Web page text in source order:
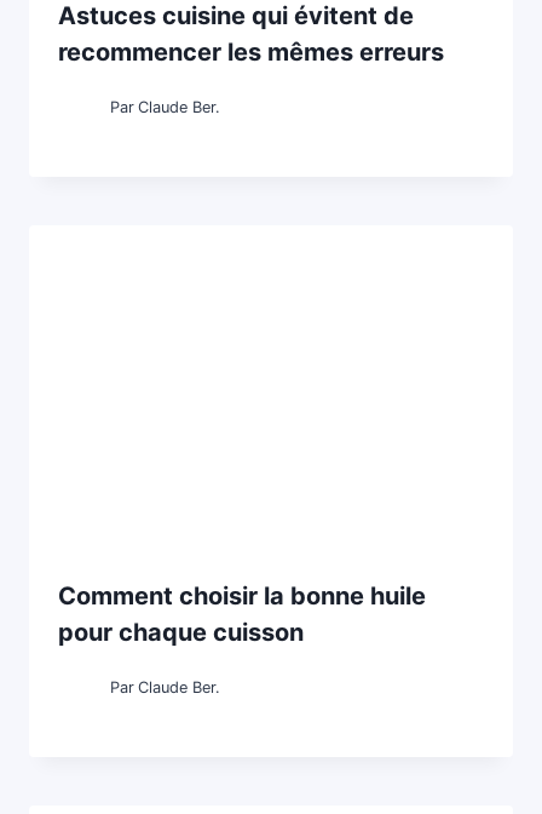
Astuces cuisine qui évitent de
recommencer les mêmes erreurs
Par Claude Ber.
Comment choisir la bonne huile
pour chaque cuisson
Par Claude Ber.